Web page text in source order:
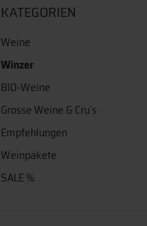
KATEGORIEN
Weine
Winzer
BIO-Weine
Grosse Weine & Cru´s
Empfehlungen
Weinpakete
SALE %